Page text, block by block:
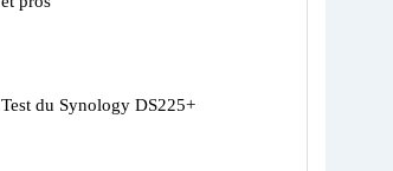
Test du Synology DS225+